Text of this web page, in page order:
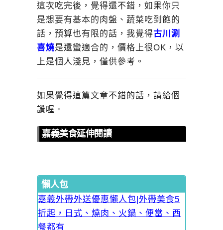
這次吃完後，覺得還不錯，如果你只
是想要有基本的肉盤、蔬菜吃到飽的
話，預算也有限的話，我覺得古川涮
喜燒是還蠻適合的，價格上很OK，以
上是個人淺見，僅供參考。
如果覺得這篇文章不錯的話，請給個
讚喔。
嘉義美食延伸閱讀
懶人包
嘉義外帶外送優惠懶人包|外帶美食5
折起，日式、燒肉、火鍋、便當、西
餐都有